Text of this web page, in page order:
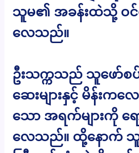
သူမ၏ အခန်းထဲသို့ ဝင်
လေသည်။
ဦးသက္ကသည် သူဖော်စ
ဆေးများနှင့် မိန်းကလ
သော အရက်များကို ရ
လေသည်။ ထို့နောက်